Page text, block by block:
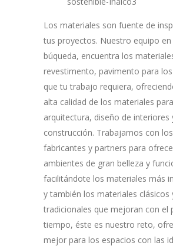
Los materiales son fuente de
tus proyectos. Nuestro equipo
búqueda, encuentra los
revestimento, pavimento para
que tu trabajo requiera,
alta calidad de los materiales para
arquitectura, diseño de interiores
construcción. Trabajamos con
fabricantes y partners para
ambientes de gran belleza y
facilitándote los materiales más
y también los materiales clásicos
tradicionales que mejoran con el
tiempo, éste es nuestro reto,
mejor para los espacios con las